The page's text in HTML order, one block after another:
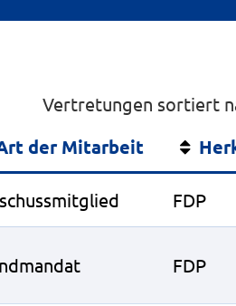
Vertretungen sortiert
der Mitarbeit
FDP
FDP